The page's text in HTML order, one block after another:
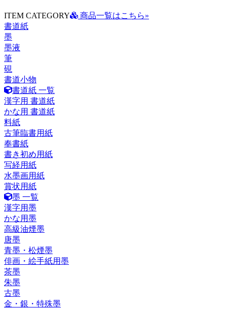
ITEM CATEGORY
商品一覧はこちら»
書道紙
墨
墨液
筆
硯
書道小物
書道紙 一覧
漢字用 書道紙
かな用 書道紙
料紙
古筆臨書用紙
奉書紙
書き初め用紙
写経用紙
水墨画用紙
賞状用紙
墨 一覧
漢字用墨
かな用墨
高級油煙墨
唐墨
青墨・松煙墨
俳画・絵手紙用墨
茶墨
朱墨
古墨
金・銀・特殊墨